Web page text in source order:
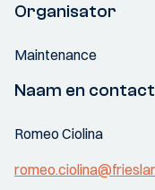
Organisator
Maintenance
Naam en
Romeo Ciolina